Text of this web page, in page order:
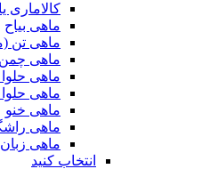
کالاماری
ماهی بیاح
ماهی تن
ماهی چمن
ماهی
ماهی
ماهی خنو
ماهی
ماهی زبان
انتخاب کنید